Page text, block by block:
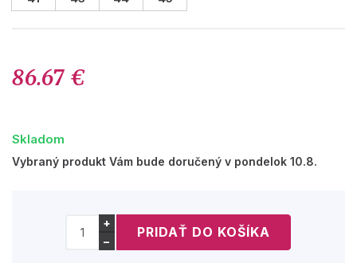
86.67 €
Skladom
Vybraný produkt Vám bude doručený v pondelok 10.8.
+
−